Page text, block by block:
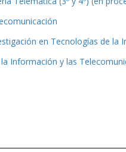
en Tecnologías de la
Información y las